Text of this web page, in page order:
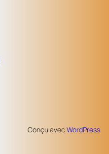
Conçu avec WordPress